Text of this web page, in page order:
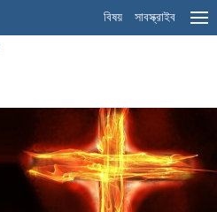
বিষয় সাবস্ক্রাইব